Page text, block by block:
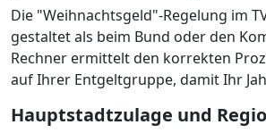
Die "Weihnachtsgeld"-Regelung im
gestaltet als beim Bund oder den
Rechner ermittelt den korrekten
auf Ihrer Entgeltgruppe, damit Ihr
Hauptstadtzulage und